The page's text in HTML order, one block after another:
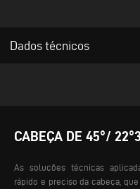
Dados técnicos
CABEÇA DE 45°/
As soluções técnicas
rápido e preciso da cabeça,